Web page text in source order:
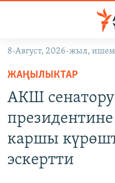
Навигацияга
өтүңүз
Издөөгө
салыңыз
УКРАИНА
8-Август, 2026-жыл,
ЖАҢЫЛЫКТАР
АКШ сенатору
каршы
эскертти